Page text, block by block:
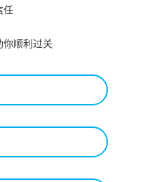
任
你顺利过关